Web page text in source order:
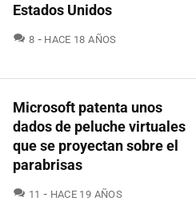
Estados Unidos
8 COMENTARIOS
HACE 18 AÑOS
Microsoft patenta unos
dados de peluche virtuales
que se proyectan sobre el
parabrisas
11 COMENTARIOS
HACE 19 AÑOS